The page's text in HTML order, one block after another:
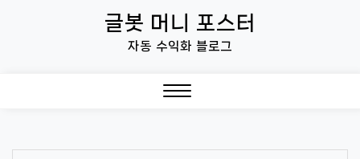
글봇 머니 포스터
자동 수익화 블로그